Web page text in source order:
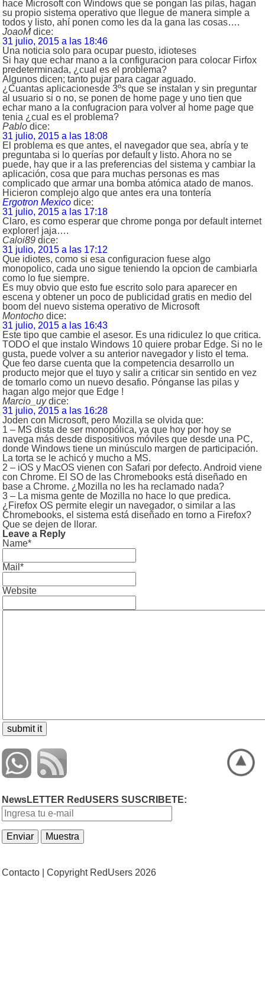
hace Microsoft con Windows que se pongan las pilas, hagan
su propio sistema operativo que llegue de manera simple a
todos y listo, ahí ponen como les da la gana las cosas….
JoaoM dice:
31 julio, 2015 a las 18:46
Una noticia solo para ocupar puesto, idioteses
Si hay que echar mano a la configuracion para colocar Firfox
predeterminada, ¿cual es el problema?
Algunos dicen; tanto pujar para cagar aguado.
¿Cuantas aplicacionesde 3ºs que se instalan y sin preguntar
al usuario si o no, se ponen de home page y uno tien que
echar mano a la confugracion para volver al home page que
tenia ¿cual es el problema?
Pablo dice:
31 julio, 2015 a las 18:08
El problema es que antes, el navegador que sea, abría y te
preguntaba si lo querías por default y listo. Ahora no se
puede, hay que ir a las preferencias del sistema y cambiar la
aplicación, cosa que para muchas personas es mas
complicado que armar una bomba atómica atado de manos.
Hicieron complejo algo que antes era una tontería
Ergotron Mexico dice:
31 julio, 2015 a las 17:18
Claro, es como esperar que chrome ponga por default internet
explorer! jaja….
Caloi89 dice:
31 julio, 2015 a las 17:12
Que idiotes, como si esa configuracion fuese algo
monopolico, cada uno sigue teniendo la opcion de cambiarla
como lo fue siempre.
Es muy obvio que esto fue escrito solo para aparecer en
escena y obtener un poco de publicidad gratis en medio del
boom del nuevo sistema operativo de Microsoft
Montocho dice:
31 julio, 2015 a las 16:43
Este tipo que cambie el asesor. Es una ridiculez lo que critica.
TODO el que instalo Windows 10 quiere probar Edge. Si no le
gusta, puede volver a su anterior navegador y listo el tema.
Que feo darse cuenta que la competencia desarrollo un
producto mejor que el tuyo y salir a criticar sin sentido en vez
de tomarlo como un nuevo desafio. Pónganse las pilas y
hagan algo mejor que Edge !
Marcio_uy dice:
31 julio, 2015 a las 16:28
Joden con Microsoft, pero Mozilla se olvida que:
1 – MS dista de ser monopólica, ya que hoy por hoy se
navega más desde dispositivos móviles que desde una PC,
donde Windows tiene un minúsculo margen de participación.
La torta se le achicó y mucho a MS.
2 – iOS y MacOS vienen con Safari por defecto. Android viene
con Chrome. El SO de las Chromebooks está diseñado en
base a Chrome. ¿Mozilla no les ha reclamado nada?
3 – La misma gente de Mozilla no hace lo que predica.
¿Firefox OS permite elegir un navegador, o similar a las
Chromebooks, el sistema está diseñado en torno a Firefox?
Que se dejen de llorar.
Leave a Reply
Name*
Mail*
Website
NewsLETTER RedUSERS SUSCRIBETE:
Contacto | Copyright RedUsers 2026